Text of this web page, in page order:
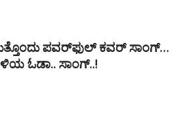
ಪವರ್‌ಫುಲ್ ಕವರ್ ಸಾಂಗ್…
ಓಡಾ.. ಸಾಂಗ್‌..!